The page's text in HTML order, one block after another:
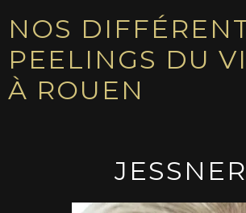
NOS
PEELINGS DU
À ROUEN
JESSNER